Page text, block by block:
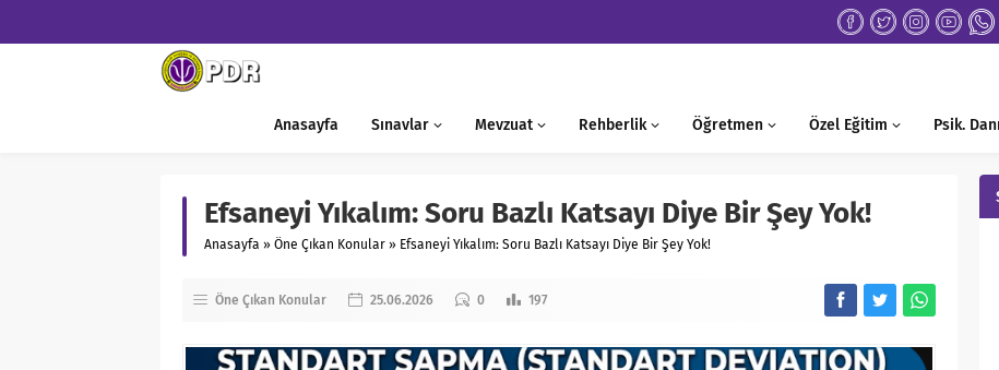
Anasayfa Sınavlar Mevzuat Rehberlik Öğretmen Özel Eğitim Psik.
Efsaneyi Yıkalım: Soru Bazlı Katsayı Diye Bir Şey Yok!
Anasayfa » Öne Çıkan Konular » Efsaneyi Yıkalım: Soru Bazlı Katsayı Diye Bir Şey Yok!
Öne Çıkan Konular 25.06.2026 0 197